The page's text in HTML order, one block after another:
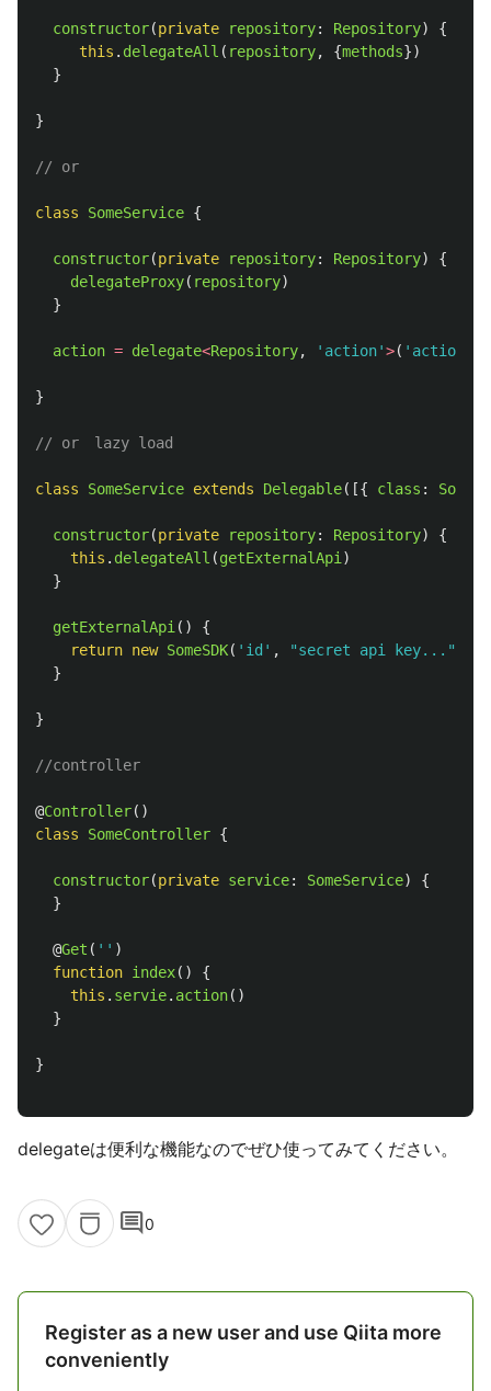
constructor(private repository: Repository)
{
this . delegateAll ( repository, {methods})
}
}
// or
class SomeService {
constructor(private repository: Repository)
{
delegateProxy( repository)
}
action = delegate<Repository, ' action'>( ' action
}
// or　lazy load
class SomeService extends Delegable([{ class :
constructor(private repository: Repository)
{
this . delegateAll (getExternalApi )
}
getExternalApi ()
{
return new SomeSDK( ' id ' , "secret api key... "
}
}
//controller
@Controller()
class
SomeController {
constructor(private service: SomeService)
{
}
@Get ( '' )
function index()
{
this . servie. action()
}
}
delegateは便利な機能なのでぜひ使ってみてください。
comment0
Register as a new user and use Qiita more
conveniently